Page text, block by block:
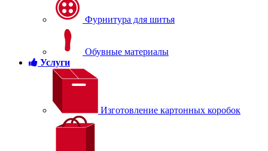
Фурнитура для шитья
Обувные материалы
Услуги
Изготовление картонных коробок